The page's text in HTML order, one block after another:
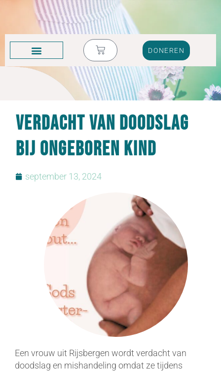
DONEREN
Verdacht van doodslag
bij ongeboren kind
september 13, 2024
Een vrouw uit Rijsbergen wordt verdacht van
doodslag en mishandeling omdat ze tijdens